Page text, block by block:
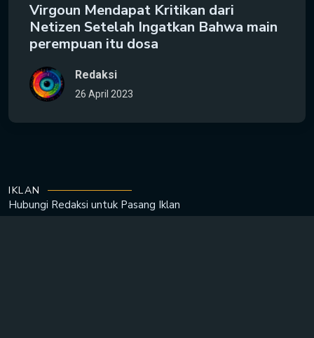
Virgoun Mendapat Kritikan dari
Netizen Setelah Ingatkan Bahwa main
perempuan itu dosa
Redaksi
26 April 2023
IKLAN
Hubungi Redaksi untuk Pasang Iklan